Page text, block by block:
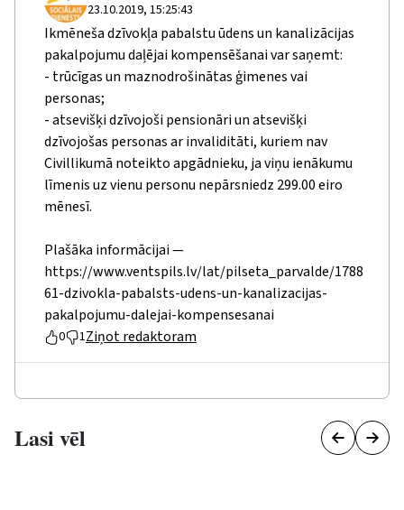
23.10.2019, 15:25:43
Ikmēneša dzīvokļa pabalstu ūdens un kanalizācijas
pakalpojumu daļējai kompensēšanai var saņemt:
- trūcīgas un maznodrošinātas ģimenes vai
personas;
- atsevišķi dzīvojoši pensionāri un atsevišķi
dzīvojošas personas ar invaliditāti, kuriem nav
Civillikumā noteikto apgādnieku, ja viņu ienākumu
līmenis uz vienu personu nepārsniedz 299.00 eiro
mēnesī.
Plašāka informācijai —
https://www.ventspils.lv/lat/pilseta_parvalde/1788
61-dzivokla-pabalsts-udens-un-kanalizacijas-
pakalpojumu-dalejai-kompensesanai
0 1Ziņot redaktoram
Lasi vēl